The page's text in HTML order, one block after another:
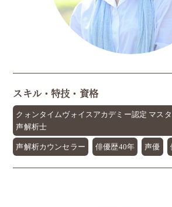
スキル・特技・資格
クォンタイムヴォイスアカデミー認定 マス
声解析士
声解析カウンセラー 俳優歴40年 声優